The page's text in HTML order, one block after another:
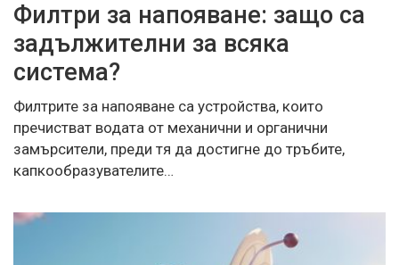
Филтри за напояване: защо са
задължителни за всяка
система?
Филтрите за напояване са устройства, които
пречистват водата от механични и органични
замърсители, преди тя да достигне до тръбите,
капкообразувателите…